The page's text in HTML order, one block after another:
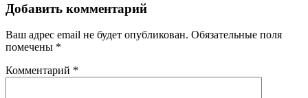
Добавить комментарий
Ваш адрес email не будет опубликован. Обязательные поля
помечены *
Комментарий *